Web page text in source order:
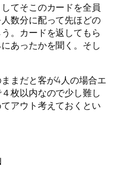
てそこのカードを全員
数分に配って先ほどの
。カードを返してもら
あったかを聞く。そし
まだと客が4人の場合エ
枚以内なので少し難し
アウト考えておくとい